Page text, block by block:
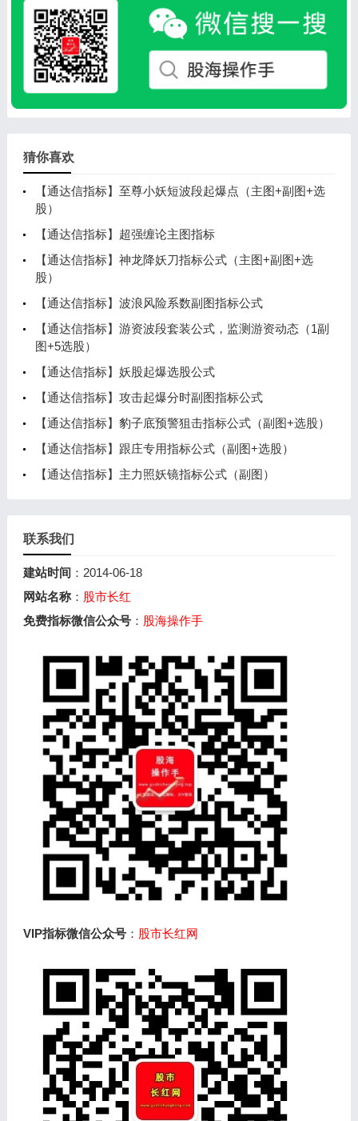
猜你喜欢
【通达信指标】至尊小妖短波段起爆点（主图+副图+选
股）
【通达信指标】超强缠论主图指标
【通达信指标】神龙降妖刀指标公式（主图+副图+选
股）
【通达信指标】波浪风险系数副图指标公式
【通达信指标】游资波段套装公式，监测游资动态（1副
图+5选股）
【通达信指标】妖股起爆选股公式
【通达信指标】攻击起爆分时副图指标公式
【通达信指标】豹子底预警狙击指标公式（副图+选股）
【通达信指标】跟庄专用指标公式（副图+选股）
【通达信指标】主力照妖镜指标公式（副图）
联系我们
建站时间 ：2014-06-18
网站名称： 股市长红
免费指标微信公众号： 股海操作手
VIP指标微信公众号： 股市长红网